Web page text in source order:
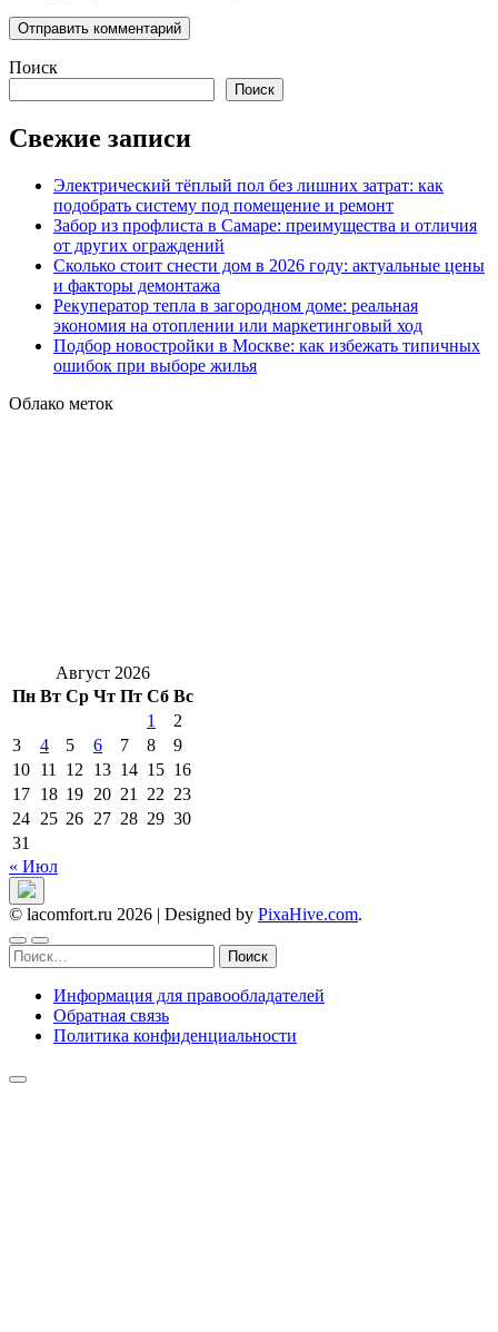
Поиск
Поиск
Свежие записи
Электрический тёплый пол без лишних затрат: как
подобрать систему под помещение и ремонт
Забор из профлиста в Самаре: преимущества и отличия
от других ограждений
Сколько стоит снести дом в 2026 году: актуальные цены
и факторы демонтажа
Рекуператор тепла в загородном доме: реальная
экономия на отоплении или маркетинговый ход
Подбор новостройки в Москве: как избежать типичных
ошибок при выборе жилья
Облако меток
Август 2026
Пн Вт Ср Чт Пт Сб Вс
1
2
3
4 5 6 7 8
9
10 11 12 13 14 15 16
17 18 19 20 21 22 23
24 25 26 27 28 29 30
31
« Июл
© lacomfort.ru 2026 | Designed by PixaHive.com.
Найти:
Информация для правообладателей
Обратная связь
Политика конфиденциальности